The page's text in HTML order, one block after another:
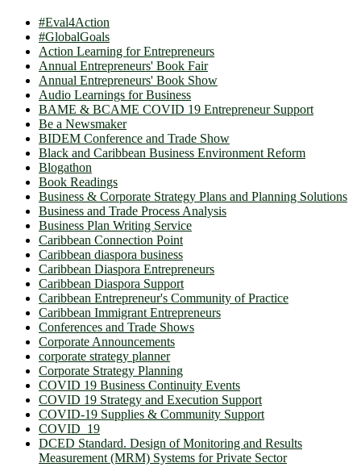
#Eval4Action
#GlobalGoals
Action Learning for Entrepreneurs
Annual Entrepreneurs' Book Fair
Annual Entrepreneurs' Book Show
Audio Learnings for Business
BAME & BCAME COVID 19 Entrepreneur Support
Be a Newsmaker
BIDEM Conference and Trade Show
Black and Caribbean Business Environment Reform
Blogathon
Book Readings
Business & Corporate Strategy Plans and Planning Solutions
Business and Trade Process Analysis
Business Plan Writing Service
Caribbean Connection Point
Caribbean diaspora business
Caribbean Diaspora Entrepreneurs
Caribbean Diaspora Support
Caribbean Entrepreneur's Community of Practice
Caribbean Immigrant Entrepreneurs
Conferences and Trade Shows
Corporate Announcements
corporate strategy planner
Corporate Strategy Planning
COVID 19 Business Continuity Events
COVID 19 Strategy and Execution Support
COVID-19 Supplies & Community Support
COVID_19
DCED Standard. Design of Monitoring and Results
Measurement (MRM) Systems for Private Sector